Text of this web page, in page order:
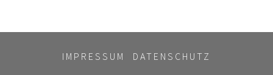
IMPRESSUM DATENSCHUTZ